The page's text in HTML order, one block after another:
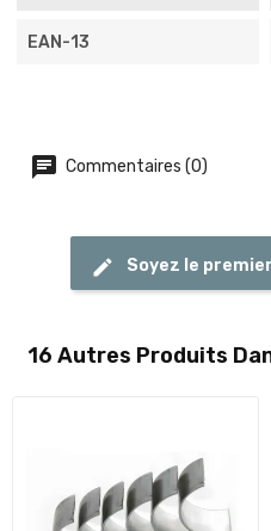
EAN-13
Commentaires (0)
Soyez le
16 Autres Produits